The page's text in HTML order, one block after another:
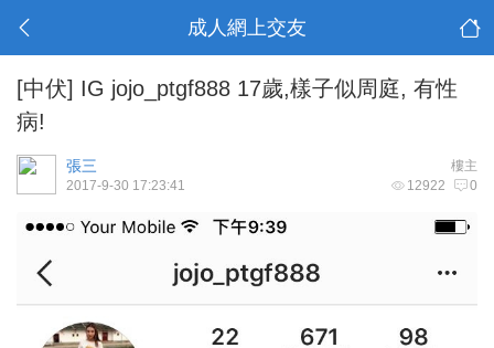
成人網上交友
[中伏] IG jojo_ptgf888 17歲,樣子似周庭, 有性
病!
樓主
張三
12922 0
2017-9-30 17:23:41